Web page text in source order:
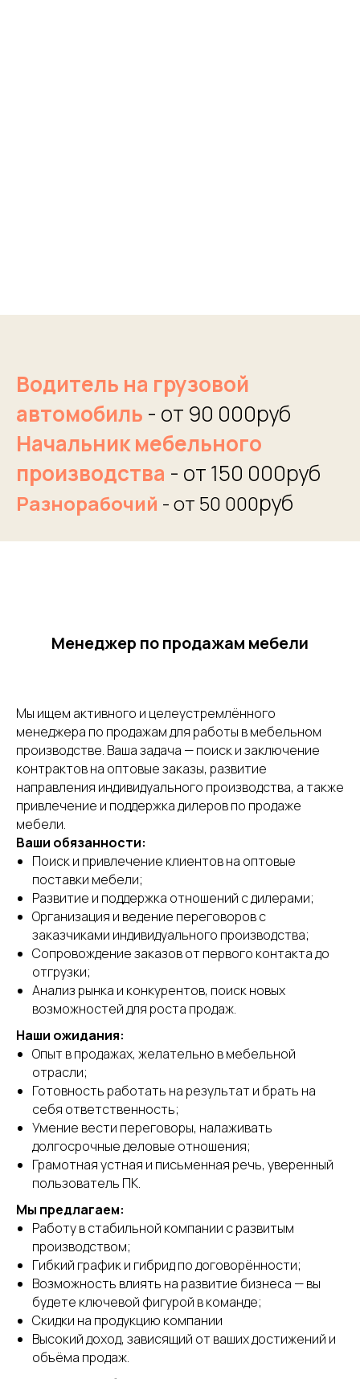
Водитель на грузовой
автомобиль - от 90 000руб
Начальник мебельного
производства - от 150 000руб
Разнорабочий - от 50 000руб
Менеджер по продажам мебели
Мы ищем активного и целеустремлённого
менеджера по продажам для работы в мебельном
производстве. Ваша задача — поиск и заключение
контрактов на оптовые заказы, развитие
направления индивидуального производства, а также
привлечение и поддержка дилеров по продаже
мебели.
Ваши обязанности:
Поиск и привлечение клиентов на оптовые
поставки мебели;
Развитие и поддержка отношений с дилерами;
Организация и ведение переговоров с
заказчиками индивидуального производства;
Сопровождение заказов от первого контакта до
отгрузки;
Анализ рынка и конкурентов, поиск новых
возможностей для роста продаж.
Наши ожидания:
Опыт в продажах, желательно в мебельной
отрасли;
Готовность работать на результат и брать на
себя ответственность;
Умение вести переговоры, налаживать
долгосрочные деловые отношения;
Грамотная устная и письменная речь, уверенный
пользователь ПК.
Мы предлагаем:
Работу в стабильной компании с развитым
производством;
Гибкий график и гибрид по договорённости;
Возможность влиять на развитие бизнеса — вы
будете ключевой фигурой в команде;
Скидки на продукцию компании
Высокий доход, зависящий от ваших достижений и
объёма продаж.